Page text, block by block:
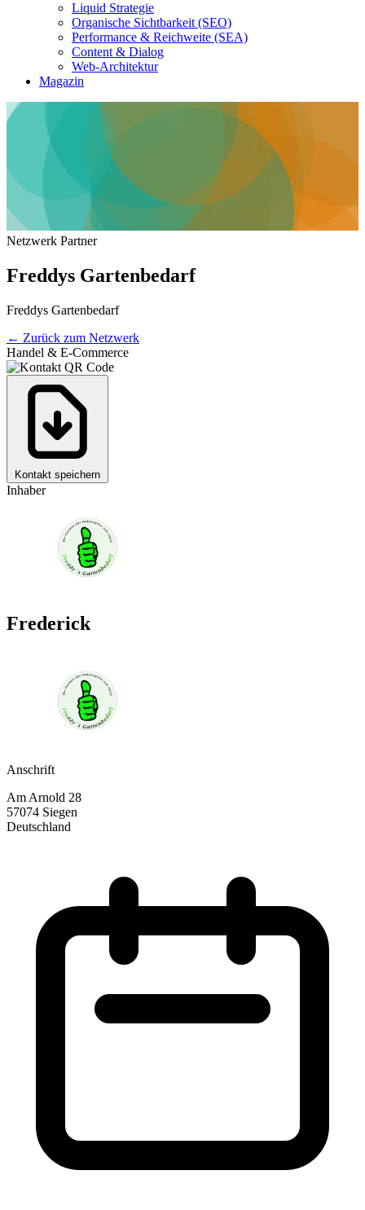
Liquid Strategie
Organische Sichtbarkeit (SEO)
Performance & Reichweite (SEA)
Content & Dialog
Web-Architektur
Magazin
Netzwerk Partner
Freddys Gartenbedarf
Freddys Gartenbedarf
← Zurück zum Netzwerk
Handel & E-Commerce
Kontakt speichern
Inhaber
Frederick
Anschrift
Am Arnold 28
57074 Siegen
Deutschland